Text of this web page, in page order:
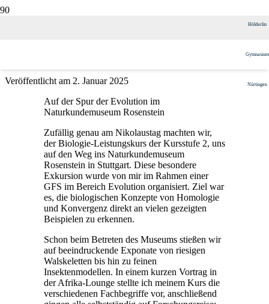
Hölderlin
Gymnasium
Nürtingen
Veröffentlicht am 2. Januar 2025
Auf der Spur der Evolution im
Naturkundemuseum Rosenstein
Zufällig genau am Nikolaustag machten wir,
der Biologie-Leistungskurs der Kursstufe 2, uns
auf den Weg ins Naturkundemuseum
Rosenstein in Stuttgart. Diese besondere
Exkursion wurde von mir im Rahmen einer
GFS im Bereich Evolution organisiert. Ziel war
es, die biologischen Konzepte von Homologie
und Konvergenz direkt an vielen gezeigten
Beispielen zu erkennen.
Schon beim Betreten des Museums stießen wir
auf beeindruckende Exponate von riesigen
Walskeletten bis hin zu feinen
Insektenmodellen. In einem kurzen Vortrag in
der Afrika-Lounge stellte ich meinem Kurs die
verschiedenen Fachbegriffe vor, anschließend